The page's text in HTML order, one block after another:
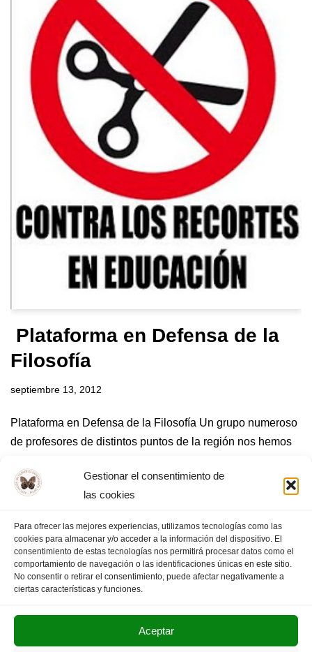
Gestionar el consentimiento de
las cookies
Para ofrecer las mejores experiencias, utilizamos tecnologías como las
cookies para almacenar y/o acceder a la información del dispositivo. El
consentimiento de estas tecnologías nos permitirá procesar datos como el
comportamiento de navegación o las identificaciones únicas en este sitio.
No consentir o retirar el consentimiento, puede afectar negativamente a
ciertas características y funciones.
Aceptar
Plataforma en Defensa de la
Filosofía
septiembre 13, 2012
Plataforma en Defensa de la Filosofía Un grupo numeroso
de profesores de distintos puntos de la región nos hemos
constituyendo las bases de la Plataforma en Defensa de la
Filosofía(PDF). Se ha trabajado un MANIFIESTO de cinco
« Anterior 1 …